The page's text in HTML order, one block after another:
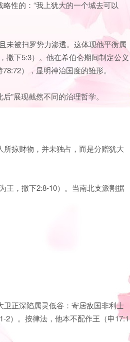
性的：“我上犹大的一个城去可以
未被扫罗势力渗透。这体现他平衡属
下5:3）。他在希伯仑期间制定公义
），显明神治国度的雏形。
”展现截然不同的治理哲学。
所掠财物，并未独占，而是分赠犹大
王，撒下2:8-10）。当南北支派割据
卫正深陷属灵低谷：寄居敌国非利士
2）。按律法，他本不配作王（申17:1